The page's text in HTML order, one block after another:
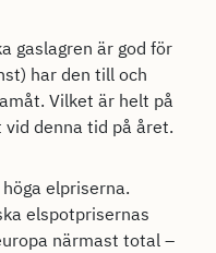
gaslagren är god för
har den till och
Vilket är helt på
denna tid på året.
elpriserna.
elspotprisernas
närmast total –